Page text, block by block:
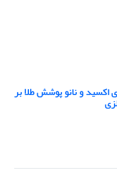
اکسید و نانو پوشش طلا بر